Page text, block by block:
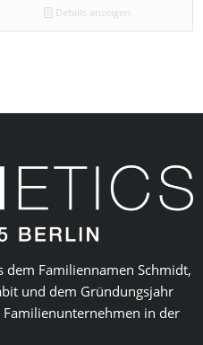
Details anzeigen
dem Familiennamen Schmidt,
und dem Gründungsjahr
in der